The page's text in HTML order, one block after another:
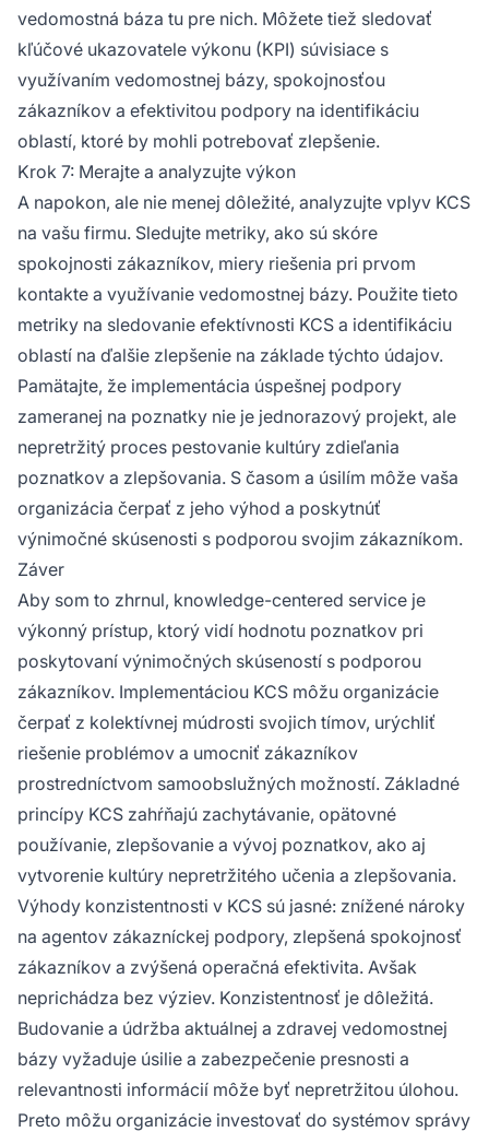
vedomostná báza tu pre nich. Môžete tiež sledovať
kľúčové ukazovatele výkonu (KPI) súvisiace s
využívaním vedomostnej bázy, spokojnosťou
zákazníkov a efektivitou podpory na identifikáciu
oblastí, ktoré by mohli potrebovať zlepšenie.
Krok 7: Merajte a analyzujte výkon
A napokon, ale nie menej dôležité, analyzujte vplyv KCS
na vašu firmu. Sledujte metriky, ako sú skóre
spokojnosti zákazníkov, miery riešenia pri prvom
kontakte a využívanie vedomostnej bázy. Použite tieto
metriky na sledovanie efektívnosti KCS a identifikáciu
oblastí na ďalšie zlepšenie na základe týchto údajov.
Pamätajte, že implementácia úspešnej podpory
zameranej na poznatky nie je jednorazový projekt, ale
nepretržitý proces pestovanie kultúry zdieľania
poznatkov a zlepšovania. S časom a úsilím môže vaša
organizácia čerpať z jeho výhod a poskytnúť
výnimočné skúsenosti s podporou svojim zákazníkom.
Záver
Aby som to zhrnul, knowledge-centered service je
výkonný prístup, ktorý vidí hodnotu poznatkov pri
poskytovaní výnimočných skúseností s podporou
zákazníkov. Implementáciou KCS môžu organizácie
čerpať z kolektívnej múdrosti svojich tímov, urýchliť
riešenie problémov a umocniť zákazníkov
prostredníctvom samoobslužných možností. Základné
princípy KCS zahŕňajú zachytávanie, opätovné
používanie, zlepšovanie a vývoj poznatkov, ako aj
vytvorenie kultúry nepretržitého učenia a zlepšovania.
Výhody konzistentnosti v KCS sú jasné: znížené nároky
na agentov zákazníckej podpory, zlepšená spokojnosť
zákazníkov a zvýšená operačná efektivita. Avšak
neprichádza bez výziev. Konzistentnosť je dôležitá.
Budovanie a údržba aktuálnej a zdravej vedomostnej
bázy vyžaduje úsilie a zabezpečenie presnosti a
relevantnosti informácií môže byť nepretržitou úlohou.
Preto môžu organizácie investovať do systémov správy